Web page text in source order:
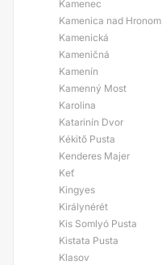
Kamenec
Kamenica nad Hronom
Kamenická
Kameničná
Kamenín
Kamenný Most
Karolina
Katarinín Dvor
Kékitő Pusta
Kenderes Majer
Keť
Kingyes
Királynérét
Kis Somlyó Pusta
Kistata Pusta
Klasov